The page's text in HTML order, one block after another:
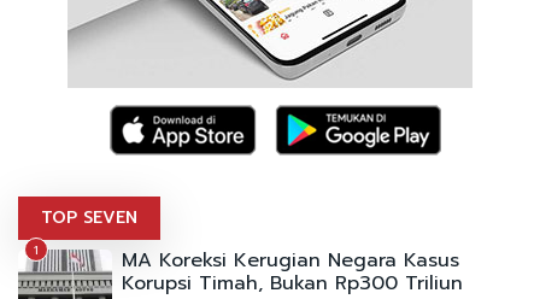
TOP SEVEN
1 MA Koreksi Kerugian Negara Kasus
Korupsi Timah, Bukan Rp300 Triliun